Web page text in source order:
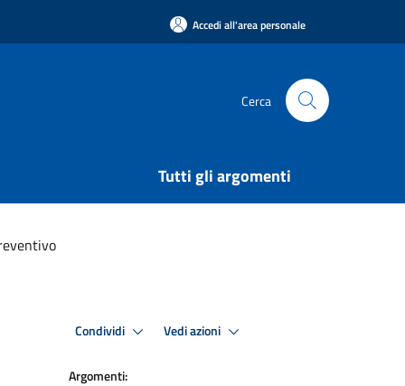
Accedi all'area personale
Cerca
Tutti gli argomenti
Condividi Vedi azioni
Argomenti: